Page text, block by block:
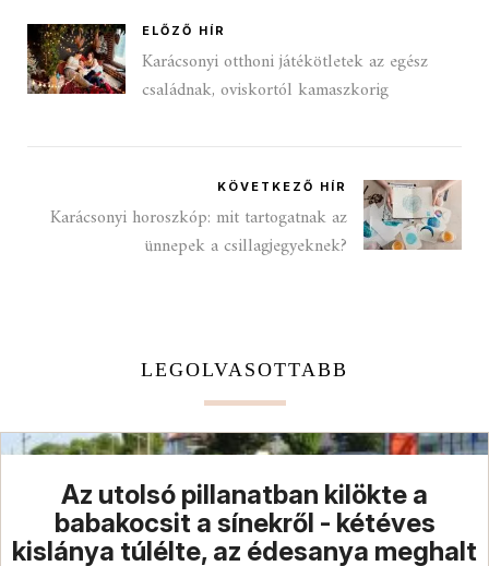
ELŐZŐ HÍR
Karácsonyi otthoni játékötletek az egész
családnak, oviskortól kamaszkorig
KÖVETKEZŐ HÍR
Karácsonyi horoszkóp: mit tartogatnak az
ünnepek a csillagjegyeknek?
LEGOLVASOTTABB
Az utolsó pillanatban kilökte a
babakocsit a sínekről - kétéves
kislánya túlélte, az édesanya meghalt